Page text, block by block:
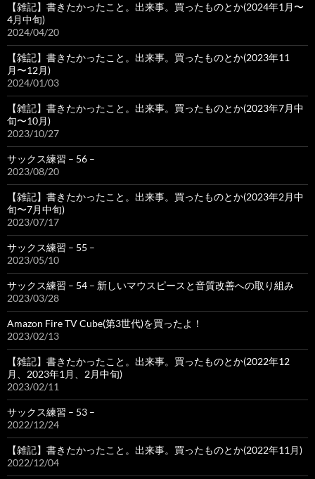
【雑記】書きたかったこと。出来事。買ったものとか(2024年1月〜
4月中旬)
2024/04/20
【雑記】書きたかったこと。出来事。買ったものとか(2023年11
月〜12月)
2024/01/03
【雑記】書きたかったこと。出来事。買ったものとか(2023年7月中
旬〜10月)
2023/10/27
サックス練習 – 56 –
2023/08/20
【雑記】書きたかったこと。出来事。買ったものとか(2023年2月中
旬〜7月中旬)
2023/07/17
サックス練習 – 55 –
2023/05/10
サックス練習 – 54 – 新しいマウスピースと音質改善への取り組み
2023/03/28
Amazon Fire TV Cube(第3世代)を買ったよ！
2023/02/13
【雑記】書きたかったこと。出来事。買ったものとか(2022年12
月、2023年1月、2月中旬)
2023/02/11
サックス練習 – 53 –
2022/12/24
【雑記】書きたかったこと。出来事。買ったものとか(2022年11月)
2022/12/04